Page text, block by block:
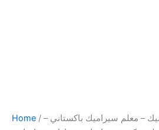
Home / – معلم سيراميك باكستاني –